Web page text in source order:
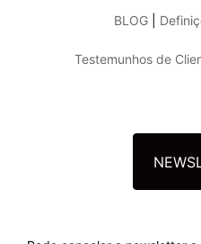
BLOG
Testemunhos de